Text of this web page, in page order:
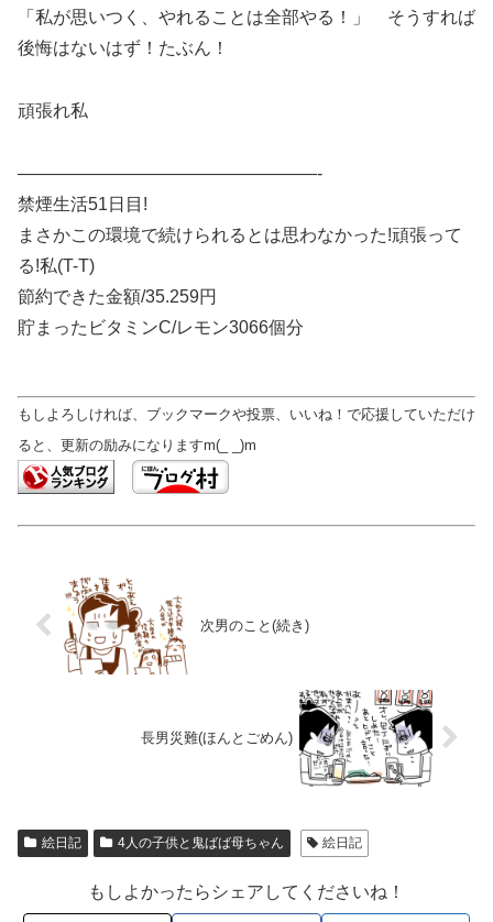
「私が思いつく、やれることは全部やる！」 そうすれば
後悔はないはず！たぶん！
頑張れ私
—————————————————-
禁煙生活51日目!
まさかこの環境で続けられるとは思わなかった!頑張って
る!私(T-T)
節約できた金額/35.259円
貯まったビタミンC/レモン3066個分
もしよろしければ、ブックマークや投票、いいね！で応援していただけ
ると、更新の励みになりますm(_ _)m
次男のこと(続き)
長男災難(ほんとごめん)
絵日記 4人の子供と鬼ばば母ちゃん 絵日記
もしよかったらシェアしてくださいね！